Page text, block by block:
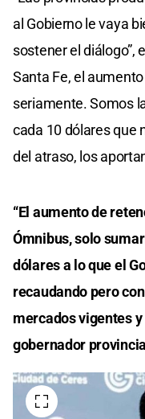
al Gobierno le vaya
sostener el diálogo”,
Santa Fe, el
seriamente. Somos
cada 10 dólares que
del atraso, los
“El aumento de
Ómnibus, solo
dólares a lo que el
recaudando pero
mercados vigentes
gobernador